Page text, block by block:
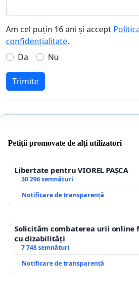
Am cel puțin 16 ani și accept
confidențialitate.
Da
Nu
Trimite
Petiții promovate de alți utilizatori
Libertate pentru VIOREL PAȘCA
30 296 semnături
Notificare de transparență
Solicităm combaterea urii online
cu dizabilități
7 748 semnături
Notificare de transparență